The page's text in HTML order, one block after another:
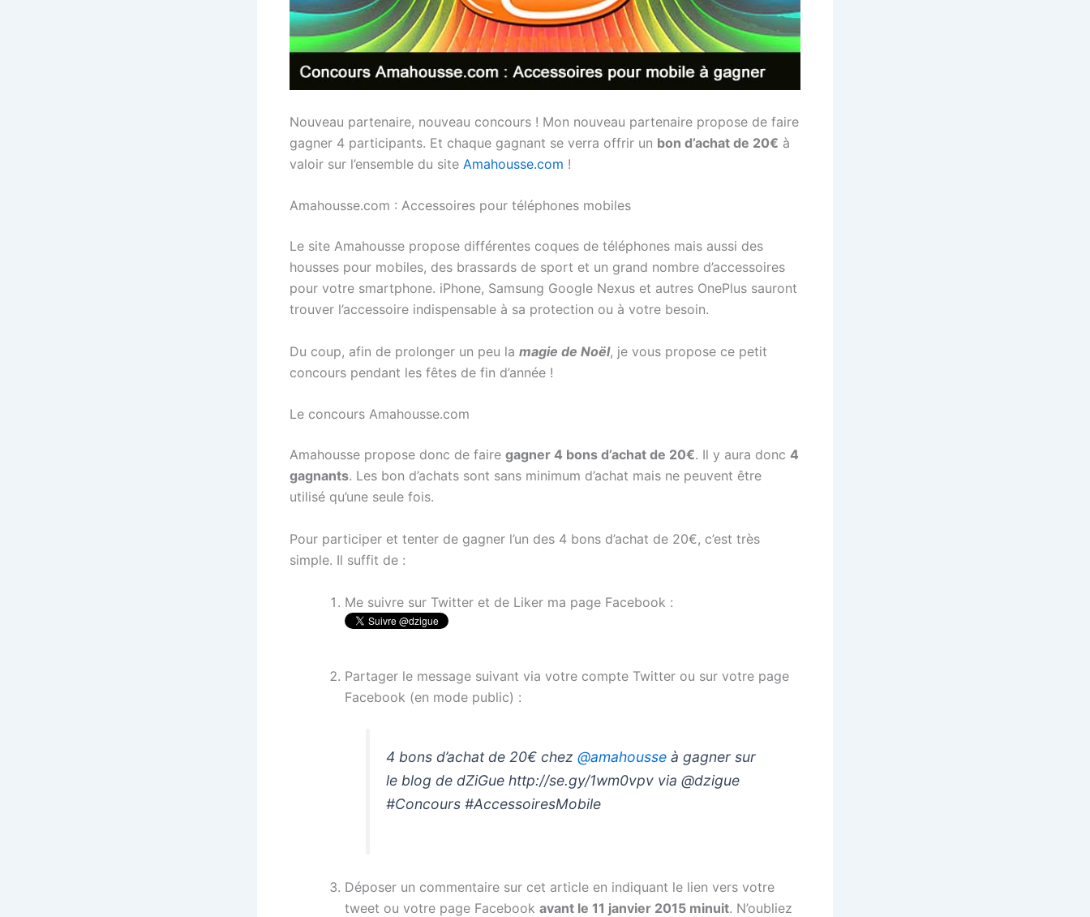
Nouveau partenaire, nouveau concours ! Mon nouveau partenaire propose de faire
gagner 4 participants. Et chaque gagnant se verra offrir un bon d’achat de 20€ à
valoir sur l’ensemble du site Amahousse.com !
Amahousse.com : Accessoires pour téléphones mobiles
Le site Amahousse propose différentes coques de téléphones mais aussi des
housses pour mobiles, des brassards de sport et un grand nombre d’accessoires
pour votre smartphone. iPhone, Samsung Google Nexus et autres OnePlus sauront
trouver l’accessoire indispensable à sa protection ou à votre besoin.
Du coup, afin de prolonger un peu la magie de Noël, je vous propose ce petit
concours pendant les fêtes de fin d’année !
Le concours Amahousse.com
Amahousse propose donc de faire gagner 4 bons d’achat de 20€. Il y aura donc 4
gagnants. Les bon d’achats sont sans minimum d’achat mais ne peuvent être
utilisé qu’une seule fois.
Pour participer et tenter de gagner l’un des 4 bons d’achat de 20€, c’est très
simple. Il suffit de :
Me suivre sur Twitter et de Liker ma page Facebook :
Partager le message suivant via votre compte Twitter ou sur votre page
Facebook (en mode public) :
4 bons d’achat de 20€ chez@amahousse à gagner sur
le blog de dZiGue http://se.gy/1wm0vpv via @dzigue
#Concours #AccessoiresMobile
Déposer un commentaire sur cet article en indiquant le lien vers votre
tweet ou votre page Facebook avant le 11 janvier 2015 minuit. N’oubliez